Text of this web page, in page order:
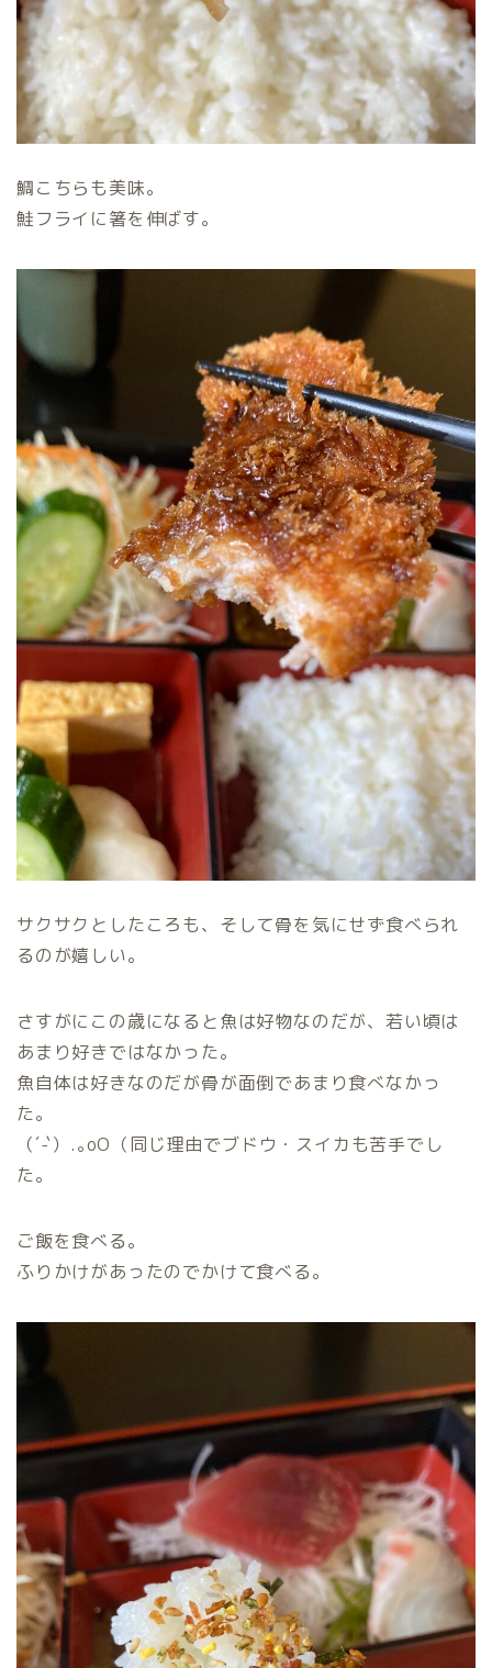
鯛こちらも美味。
鮭フライに箸を伸ばす。
サクサクとしたころも、そして骨を気にせず食べられ
るのが嬉しい。
さすがにこの歳になると魚は好物なのだが、若い頃は
あまり好きではなかった。
魚自体は好きなのだが骨が面倒であまり食べなかっ
た。
（´-`）.｡oO（同じ理由でブドウ・スイカも苦手でし
た。
ご飯を食べる。
ふりかけがあったのでかけて食べる。